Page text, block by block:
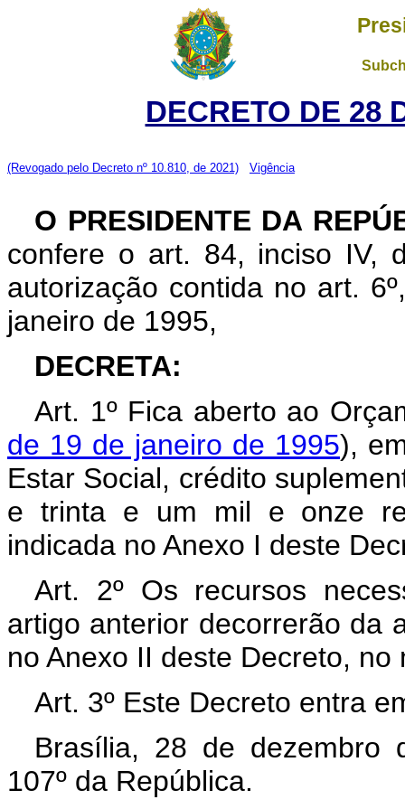
DECRETO DE 28
(Revogado pelo Decreto nº 10.810, de 2021) Vigência
O PRESIDENTE DA
confere o art. 84, inciso IV,
autorização contida no art.
janeiro de 1995,
DECRETA:
Art. 1º Fica aberto ao
de 19 de janeiro de 1995),
Estar Social, crédito
e trinta e um mil e onze
indicada no Anexo I deste
Art. 2º Os recursos
artigo anterior decorrerão da
no Anexo II deste Decreto,
Art. 3º Este Decreto entra
Brasília, 28 de dezembro
107º da República.